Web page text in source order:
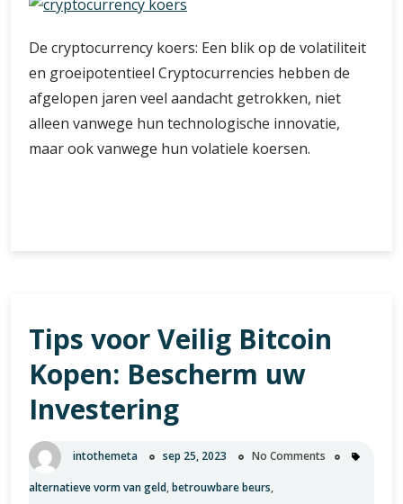
De cryptocurrency koers: Een blik op de volatiliteit
en groeipotentieel Cryptocurrencies hebben de
afgelopen jaren veel aandacht getrokken, niet
alleen vanwege hun technologische innovatie,
maar ook vanwege hun volatiele koersen.
Koers:
Volatiliteit
en
Tips voor Veilig Bitcoin
Kopen: Bescherm uw
Investering
intothemeta sep 25, 2023 No Comments
alternatieve vorm van geld,betrouwbare beurs,